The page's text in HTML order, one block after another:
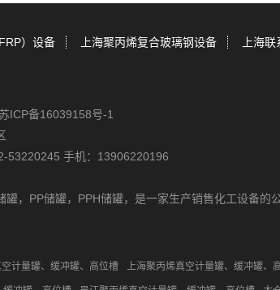
）设备 上海聚丙烯复合玻璃钢设备 上海联
ICP备16039158号-1
53220245 手机：13906220196
罐， PP储罐， PPH储罐，是一家生产销售化工设备的
计量罐、缓冲罐、高位槽 上海聚丙烯真空计量罐、缓冲罐、